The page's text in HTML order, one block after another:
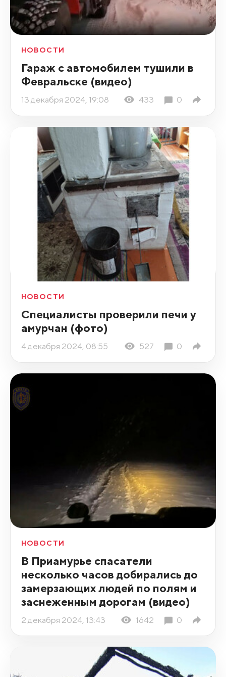
НОВОСТИ
Гараж с автомобилем тушили в
Февральске (видео)
13 декабря 2024, 19:08 433 0
НОВОСТИ
Специалисты проверили печи у
амурчан (фото)
4 декабря 2024, 08:55 527 0
НОВОСТИ
В Приамурье спасатели
несколько часов добирались до
замерзающих людей по полям и
заснеженным дорогам (видео)
2 декабря 2024, 13:43 1642 0